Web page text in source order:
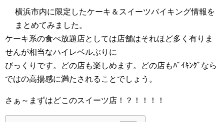
横浜市内に限定したケーキ＆スイーツバイキング情報を
まとめてみました。
ケーキ系の食べ放題店としては店舗はそれほど多く有りま
せんが相当なハイレベルぶりに
びっくりです。どの店も楽しめます。どの店もﾊﾞｲｷﾝｸﾞなら
ではの高揚感に満たされることでしょう。
さぁ～まずはどこのスイーツ店！？！！！！